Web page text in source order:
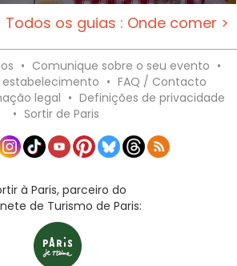
Todos os guias : Onde comer >
• Comunique sobre o seu evento •
• FAQ / Contacto
legal • Definições de privacidade
• Sortir de Paris
à Paris, parceiro do
de Turismo de Paris: